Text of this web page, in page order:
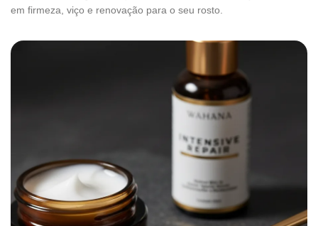
em firmeza, viço e renovação para o seu rosto.